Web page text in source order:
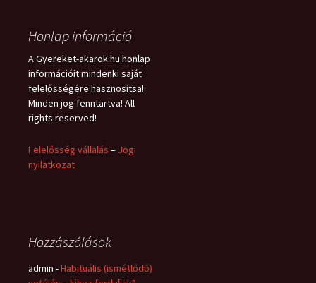
Honlap információ
A Gyereket-akarok.hu honlap
információit mindenki saját
felelősségére hasznosítsa!
Minden jog fenntartva! All
rights reserved!
Felelősség vállalás – Jogi
nyilatkozat
Hozzászólások
admin -Habituális (ismétlődő)